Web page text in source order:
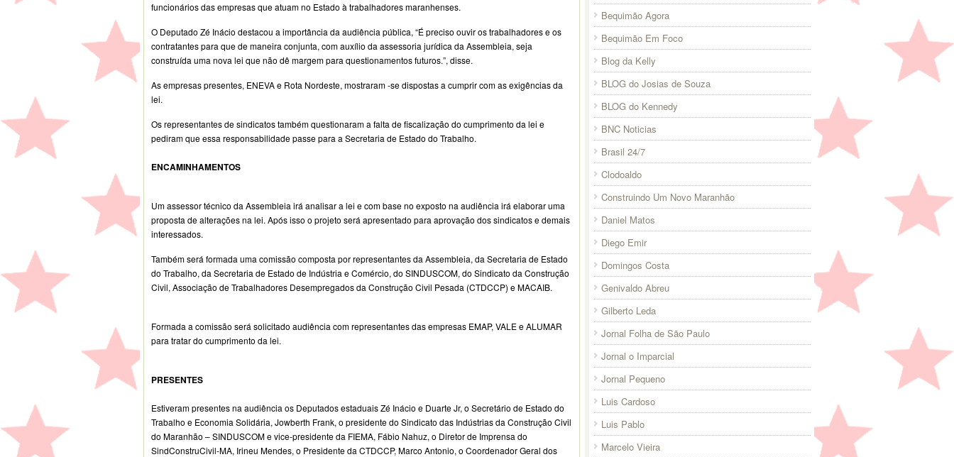
funcionários das empresas que atuam no Estado à trabalhadores maranhenses.
O Deputado Zé Inácio destacou a importância da audiência pública, “É preciso ouvir os trabalhadores e os
contratantes para que de maneira conjunta, com auxílio da assessoria jurídica da Assembleia, seja
construída uma nova lei que não dê margem para questionamentos futuros.”, disse.
As empresas presentes, ENEVA e Rota Nordeste, mostraram -se dispostas a cumprir com as exigências da
lei.
Os representantes de sindicatos também questionaram a falta de fiscalização do cumprimento da lei e
pediram que essa responsabilidade passe para a Secretaria de Estado do Trabalho.
ENCAMINHAMENTOS
Um assessor técnico da Assembleia irá analisar a lei e com base no exposto na audiência irá elaborar uma
proposta de alterações na lei. Após isso o projeto será apresentado para aprovação dos sindicatos e demais
interessados.
Também será formada uma comissão composta por representantes da Assembleia, da Secretaria de Estado
do Trabalho, da Secretaria de Estado de Indústria e Comércio, do SINDUSCOM, do Sindicato da Construção
Civil, Associação de Trabalhadores Desempregados da Construção Civil Pesada (CTDCCP) e MACAIB.
Formada a comissão será solicitado audiência com representantes das empresas EMAP, VALE e ALUMAR
para tratar do cumprimento da lei.
PRESENTES
Estiveram presentes na audiência os Deputados estaduais Zé Inácio e Duarte Jr, o Secretário de Estado do
Trabalho e Economia Solidária, Jowberth Frank, o presidente do Sindicato das Indústrias da Construção Civil
do Maranhão – SINDUSCOM e vice-presidente da FIEMA, Fábio Nahuz, o Diretor de Imprensa do
SindConstruCivil-MA, Irineu Mendes, o Presidente da CTDCCP, Marco Antonio, o Coordenador Geral dos
Bequimão Agora
Bequimão Em Foco
Blog da Kelly
BLOG do Josias de Souza
BLOG do Kennedy
BNC Noticias
Brasil 24/7
Clodoaldo
Construindo Um Novo Maranhão
Daniel Matos
Diego Emir
Domingos Costa
Genivaldo Abreu
Gilberto Leda
Jornal Folha de São Paulo
Jornal o Imparcial
Jornal Pequeno
Luis Cardoso
Luis Pablo
Marcelo Vieira